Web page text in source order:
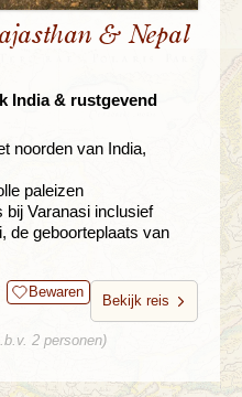
& Nepal
India & rustgevend
noorden van India,
paleizen
bij Varanasi inclusief
de geboorteplaats van
Bewaren
Bekijk reis
2 personen)